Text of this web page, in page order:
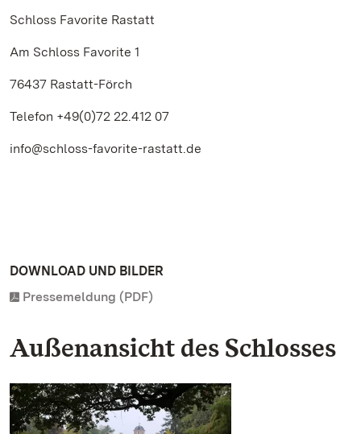
Schloss Favorite Rastatt
Am Schloss Favorite 1
76437 Rastatt-Förch
Telefon +49(0)72 22.412 07
info@schloss-favorite-rastatt.de
DOWNLOAD UND BILDER
Pressemeldung (PDF)
Außenansicht des Schlosses